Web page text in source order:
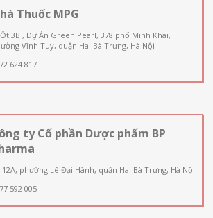
Thuốc MPG
3B , Dự Án Green Pearl, 378 phố Minh Khai,
Vĩnh Tuy, quận Hai Bà Trưng, Hà Nội
624 817
ty Cổ phần Dược phẩm BP
12A, phường Lê Đại Hành, quận Hai Bà Trưng, Hà Nội
592 005